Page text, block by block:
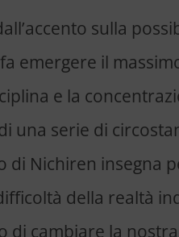
sulla
emergere il
e la
una serie di
di Nichiren insegna
della realtà
di cambiare la